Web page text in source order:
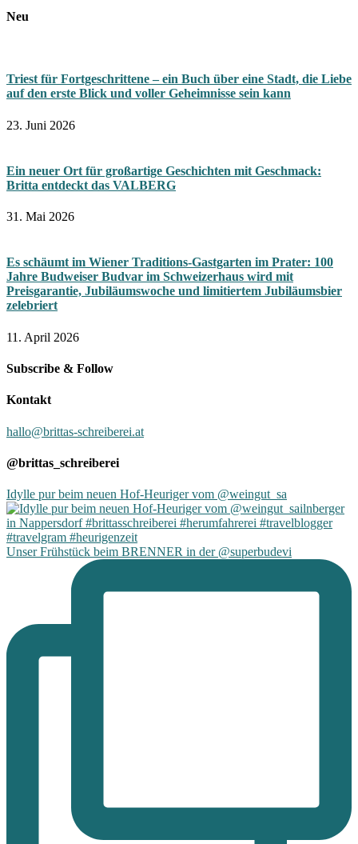
Neu
Triest für Fortgeschrittene – ein Buch über eine Stadt, die Liebe
auf den erste Blick und voller Geheimnisse sein kann
23. Juni 2026
Ein neuer Ort für großartige Geschichten mit Geschmack:
Britta entdeckt das VALBERG
31. Mai 2026
Es schäumt im Wiener Traditions-Gastgarten im Prater: 100
Jahre Budweiser Budvar im Schweizerhaus wird mit
Preisgarantie, Jubiläumswoche und limitiertem Jubiläumsbier
zelebriert
11. April 2026
Subscribe & Follow
Kontakt
hallo@brittas-schreiberei.at
@brittas_schreiberei
Idylle pur beim neuen Hof-Heuriger vom @weingut_sa
Unser Frühstück beim BRENNER in der @superbudevi